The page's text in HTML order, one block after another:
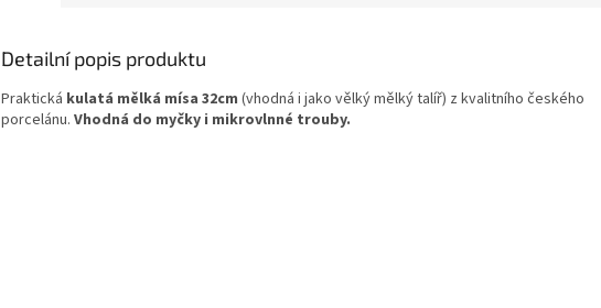
Detailní popis produktu
Praktická kulatá mělká mísa 32cm (vhodná i jako vělký mělký talíř) z kvalitního českého
porcelánu. Vhodná do myčky i mikrovlnné trouby.